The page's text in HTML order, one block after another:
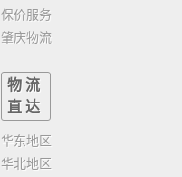
保价服务
肇庆物流
物流
直达
华东地区
华北地区